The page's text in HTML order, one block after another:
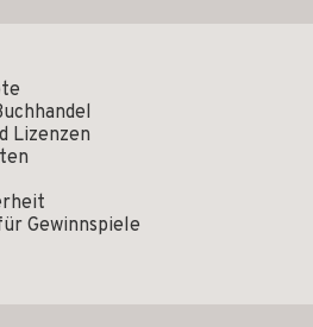
Lizenzen
Gewinnspiele